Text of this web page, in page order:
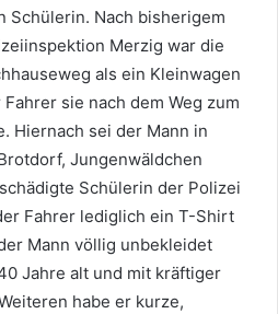
Schülerin. Nach bisherigem
Merzig war die
als ein Kleinwagen
sie nach dem Weg zum
Hiernach sei der Mann in
Jungenwäldchen
Schülerin der Polizei
Fahrer lediglich ein T-Shirt
Mann völlig unbekleidet
Jahre alt und mit kräftiger
habe er kurze,